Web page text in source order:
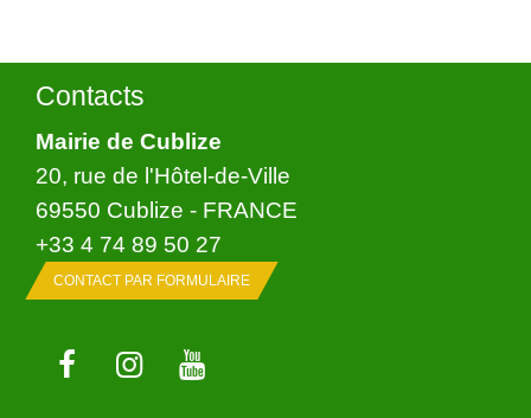
Contacts
Mairie de Cublize
20, rue de l'Hôtel-de-Ville
69550 Cublize - FRANCE
+33 4 74 89 50 27
CONTACT PAR FORMULAIRE